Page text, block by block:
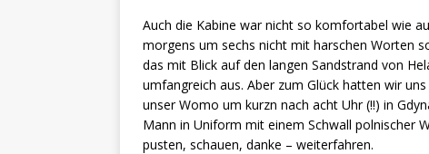
Auch die Kabine war nicht so komfortabel wie
morgens um sechs nicht mit harschen Worten
das mit Blick auf den langen Sandstrand von
umfangreich aus. Aber zum Glück hatten wir
unser Womo um kurzn nach acht Uhr (!!) in
Mann in Uniform mit einem Schwall polnischer
pusten, schauen, danke – weiterfahren.